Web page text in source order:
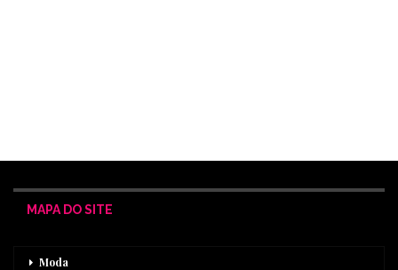
MAPA DO SITE
Moda